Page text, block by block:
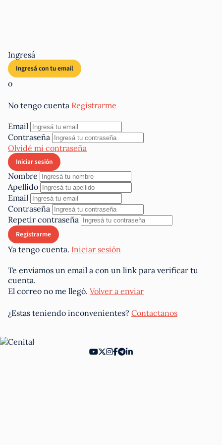
Ingresá
o
No tengo cuenta Registrarme
Email
Contraseña
Olvidé mi contraseña
Nombre
Apellido
Email
Contraseña
Repetir contraseña
Ya tengo cuenta. Iniciar sesión
Te enviamos un email a con un link para verificar tu
cuenta.
El correo no me llegó. Volver a enviar
¿Estas teniendo inconvenientes? Contactanos